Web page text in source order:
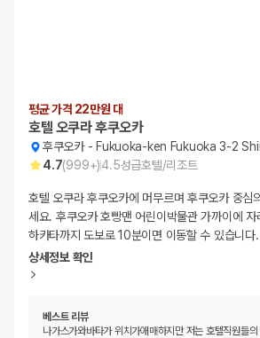
평균 가격 22만원 대
호텔 오쿠라 후쿠오카
후쿠오카- Fukuoka-ken Fukuoka 3-2
4.7(999+)4.5성급호텔/리조트
호텔 오쿠라 후쿠오카에 머무르며 후쿠오카 중심
세요. 후쿠오카 호빵맨 어린이박물관 가까이에 자
하카타까지 도보로 10분이면 이동할 수 있습니다
상세정보 확인
베스트 리뷰
나가스가와바타가 위치가애매하지만 저는 호텔직원들